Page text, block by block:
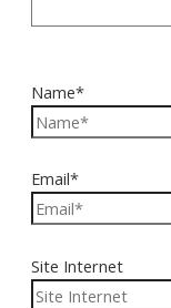
Name*
Email*
Site Internet